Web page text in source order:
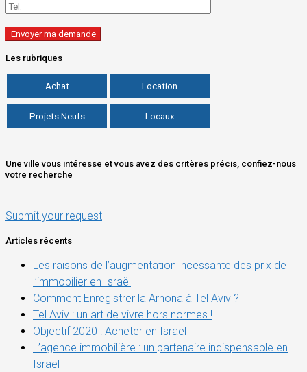
Les rubriques
Achat Location
Projets Neufs Locaux
Une ville vous intéresse et vous avez des critères précis, confiez-nous
votre recherche
Submit your request
Articles récents
Les raisons de l’augmentation incessante des prix de
l’immobilier en Israël
Comment Enregistrer la Arnona à Tel Aviv ?
Tel Aviv : un art de vivre hors normes !
Objectif 2020 : Acheter en Israël
L’agence immobilière : un partenaire indispensable en
Israël